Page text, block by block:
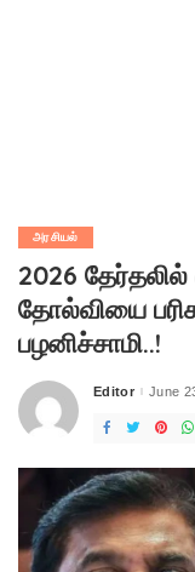
அரசியல்
2026
தோல்வியை
பழனிச்சாமி..!
Posted
Editor June